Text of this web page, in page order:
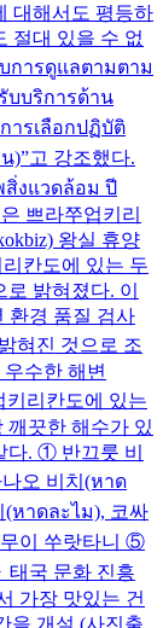
대해서도 평등하
절대 있을 수 없
การดูแลตามตาม
บบริการด้าน
ารเลือกปฏิบัติ
고 강조했다.
สิ่งแวดล้อม ปี
쁘라쭈업키리
왕실 휴양
칸도에 있는 두
밝혀졌다. 이
환경 품질 검사
혀진 것으로 조
수한 해변
리칸도에 있는
깨끗한 해수가 있
다. ① 반끄룻 비
오 비치(หาด
(หาดละไม), 코싸
이 쑤랏타니 ⑤
국 문화 진흥
가장 맛있는 건